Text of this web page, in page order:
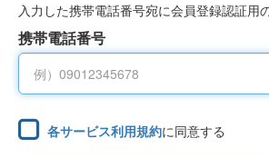
入力した携帯電話番号宛に会員登録認証用
携帯電話番号
各サービス利用規約に同意する